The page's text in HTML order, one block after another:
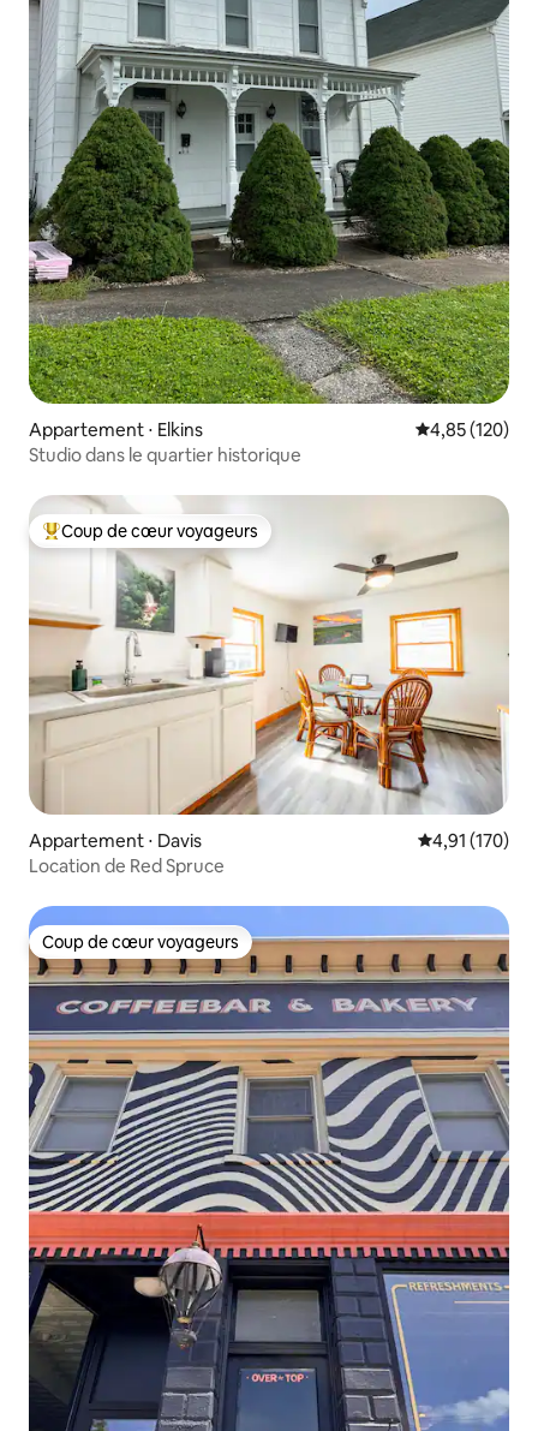
Appartement ⋅ Elkins Évaluation
4,85 (120)
Studio dans le quartier historique
Coups de cœur voyageurs les plus appréciés
Coup de cœur voyageurs
Appartement ⋅ Davis Évaluation
4,91 (170)
Location de Red Spruce
Coup de cœur voyageurs
Coup de cœur voyageurs